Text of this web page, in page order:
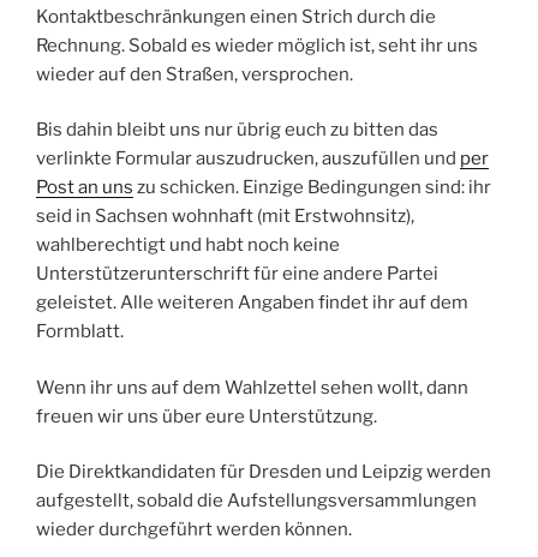
Kontaktbeschränkungen einen Strich durch die
Rechnung. Sobald es wieder möglich ist, seht ihr uns
wieder auf den Straßen, versprochen.
Bis dahin bleibt uns nur übrig euch zu bitten das
verlinkte Formular auszudrucken, auszufüllen und per
Post an uns zu schicken. Einzige Bedingungen sind: ihr
seid in Sachsen wohnhaft (mit Erstwohnsitz),
wahlberechtigt und habt noch keine
Unterstützerunterschrift für eine andere Partei
geleistet. Alle weiteren Angaben findet ihr auf dem
Formblatt.
Wenn ihr uns auf dem Wahlzettel sehen wollt, dann
freuen wir uns über eure Unterstützung.
Die Direktkandidaten für Dresden und Leipzig werden
aufgestellt, sobald die Aufstellungsversammlungen
wieder durchgeführt werden können.